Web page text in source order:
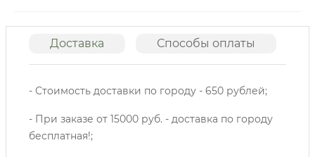
Доставка Способы оплаты
- Стоимость доставки по городу - 650 рублей;
- При заказе от 15000 руб. - доставка по городу
бесплатная!;